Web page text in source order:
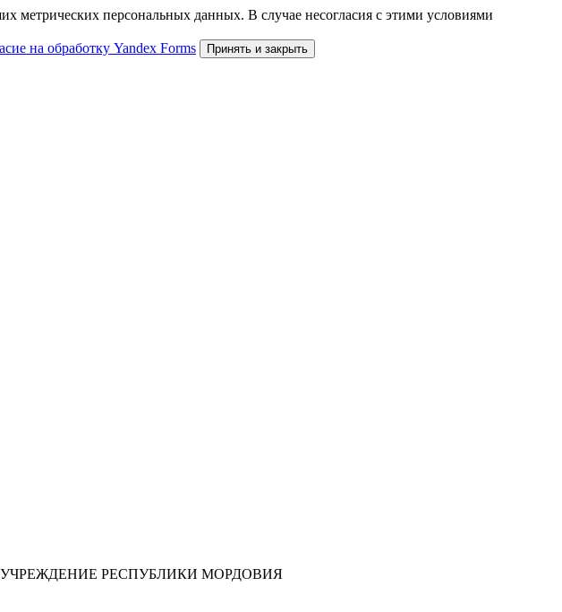
метрических персональных данных. В случае несогласия с этими условиями
на обработку Yandex Forms Принять и закрыть
РЕСПУБЛИКИ МОРДОВИЯ